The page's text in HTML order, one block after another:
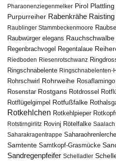
Pharaonenziegenmelker Pirol Plattling
Purpurreiher Rabenkrähe Raisting
Raublinger Stammbeckenmoore
Raubwürger elegans Rauchschwalbe
Regenbrachvogel Regentalaue
Riedboden Riesenrotschwanz
Ringschnabelente Ringschnabelenten-
Rohrschwirl Rohrweihe Rosaflamingo
Rosenstar Rostgans Rotdrossel
Rotflügelgimpel Rotfußfalke
Rotkehlchen Rotkehlpieper
Rotstirngirlitz Rovinj Rötelfalke Saalach
Saharakragentrappe Saharaohrenlerche
Samtente Samtkopf-Grasmücke
Sandregenpfeifer Schelladler